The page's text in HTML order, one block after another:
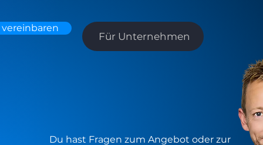
Für Unternehmen
Du hast Fragen zum Angebot oder zur